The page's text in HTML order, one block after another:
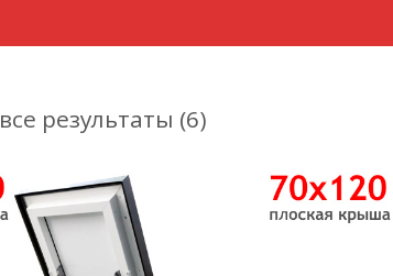
результаты (6)